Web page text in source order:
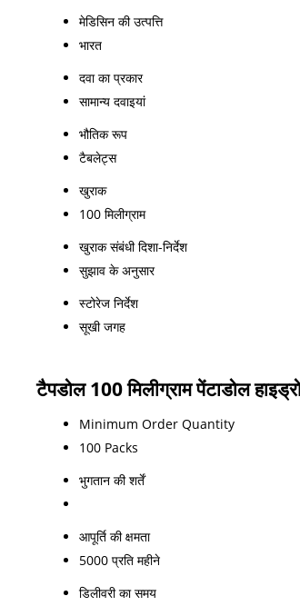
मेडिसिन की उत्पत्ति
भारत
दवा का प्रकार
सामान्य दवाइयां
भौतिक रूप
टैबलेट्स
खुराक
100 मिलीग्राम
खुराक संबंधी दिशा-निर्देश
सुझाव के अनुसार
स्टोरेज निर्देश
सूखी जगह
टैपडोल 100 मिलीग्राम पेंटाडोल
Minimum Order Quantity
100 Packs
भुगतान की शर्तें
आपूर्ति की क्षमता
5000 प्रति महीने
डिलीवरी का समय